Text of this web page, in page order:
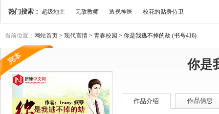
热门搜索： 超级地主 无敌教师 透视神医 校花的贴身侍卫
当前位置： 网站首页 > 现代言情 > 青春校园 > 你是我逃不掉的劫 (书号416)
你是
作品介绍 作品信息